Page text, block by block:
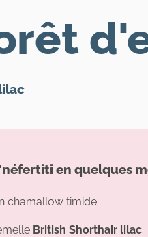
en quelques
chamallow timide
British Shorthair lilac